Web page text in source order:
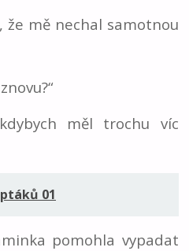
že mě nechal samotnou
měl trochu víc
01
pomohla vypadat